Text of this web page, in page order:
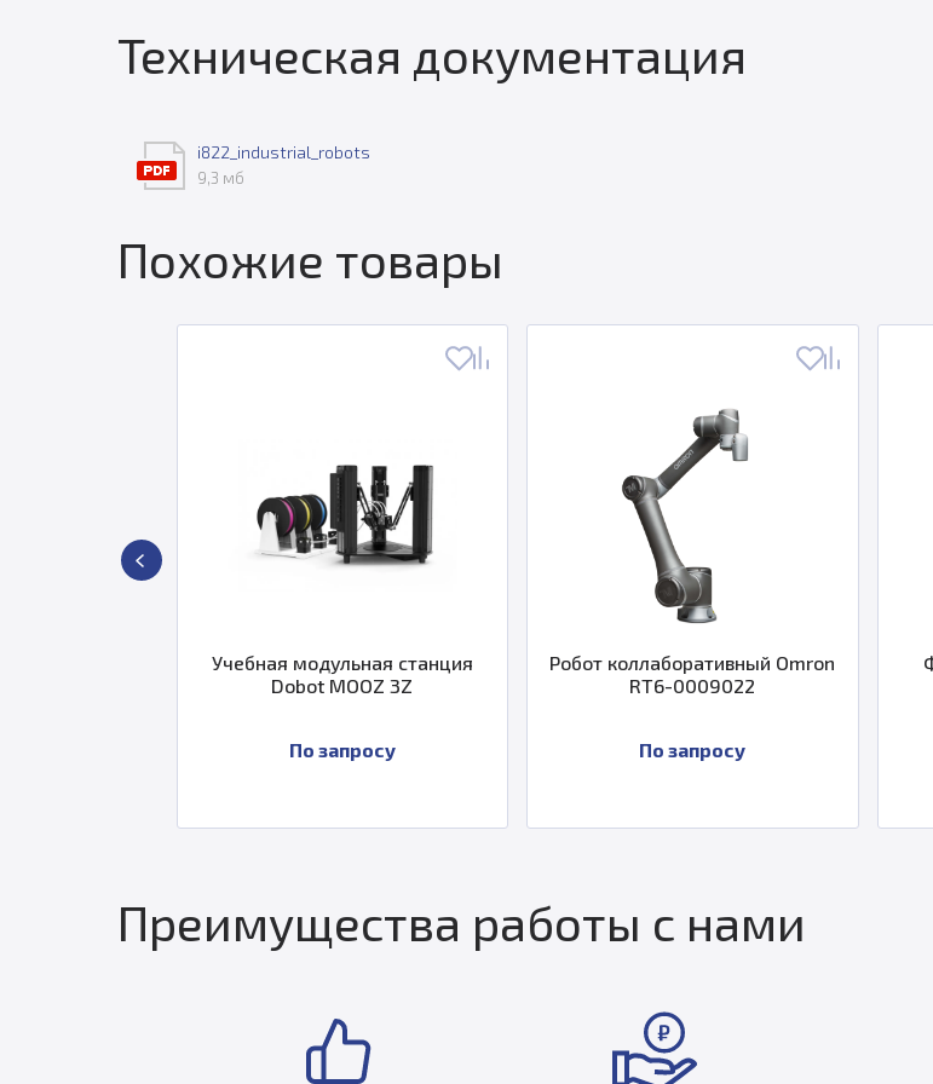
Техническая документация
i822_industrial_robots
9,3 мб
Похожие товары
модульная станция
Робот коллаборативный Omron
RT6-0009022
Фиксированный робот i4H
Omron RS4-2068702
Преимущества работы с нами